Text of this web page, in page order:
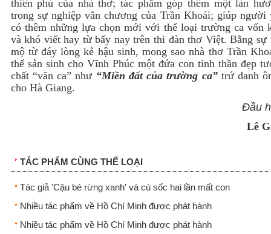
thiên phú của nhà thơ; tác phẩm góp thêm một làn
trong sự nghiệp văn chương của Trần Khoái; giúp người
có thêm những lựa chọn mới với thể loại trường ca vốn
và khó viết hay từ bấy nay trên thi đàn thơ Việt. Bằng sự
mộ từ đáy lòng kẻ hậu sinh, mong sao nhà thơ Trần
thể sản sinh cho Vĩnh Phúc một đứa con tinh thần đẹp
chất “văn ca” như “Miền đất của trường ca”trứ danh
cho Hà Giang.
Đầu hạ
Lê
TÁC PHẨM CÙNG THỂ LOẠI
Tác giả 'Cậu bé rừng xanh' và cú sốc hai lần mất con
Nhiều tác phẩm về Hồ Chí Minh được phát hành
Nhiều tác phẩm về Hồ Chí Minh được phát hành